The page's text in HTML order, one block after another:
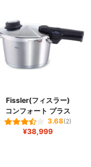
Fissler(フィスラー)
コンフォート プラス
3.68(2)
¥38,999